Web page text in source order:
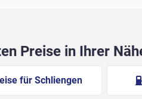
Preise in Ihrer
für Schliengen